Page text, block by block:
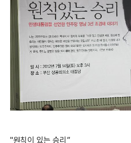
"원칙이 있는 승리”